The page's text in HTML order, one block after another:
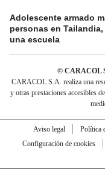
Adolescente armado
personas en
una escuela
© CARACOL
CARACOL S.A. realiza una
y otras prestaciones accesibles
Aviso legal Política
Configuración de cookies